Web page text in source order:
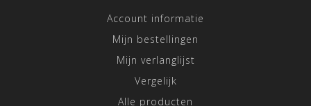
Account informatie
Mijn bestellingen
Mijn verlanglijst
Vergelijk
Alle producten